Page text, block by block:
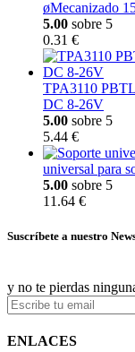
øMecanizado
5.00 sobre 5
0.31 €
TPA3110
DC 8-26V
5.00 sobre 5
5.44 €
universal para
5.00 sobre 5
11.64 €
Suscríbete a nuestro
y no te pierdas
ENLACES